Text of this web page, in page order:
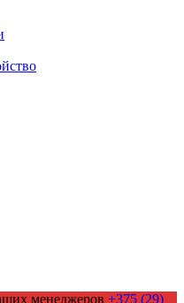
менеджеров +375 (29)